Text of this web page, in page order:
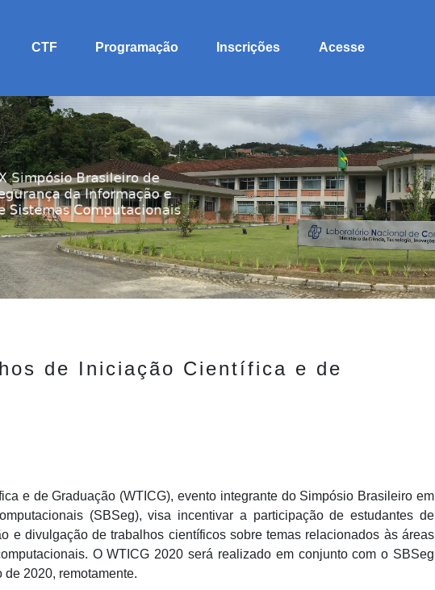
CTF Programação Inscrições Acesse
de Iniciação Científica e de
e de Graduação (WTICG), evento integrante do Simpósio Brasileiro em
(SBSeg), visa incentivar a participação de estudantes de
e divulgação de trabalhos científicos sobre temas relacionados às áreas
O WTICG 2020 será realizado em conjunto com o SBSeg
2020, remotamente.